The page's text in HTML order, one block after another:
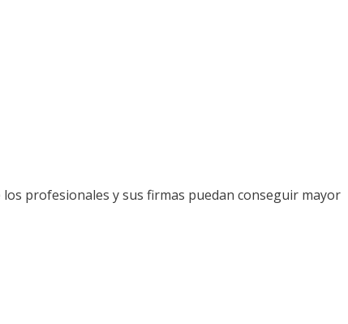
profesionales y sus firmas puedan conseguir mayor